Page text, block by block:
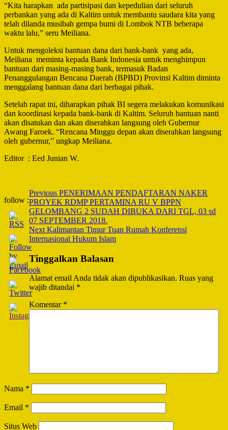
“Kita harapkan ada partisipasi dan kepedulian dari seluruh
perbankan yang ada di Kaltim untuk membantu saudara kita yang
telah dilanda musibah gempa bumi di Lombok NTB beberapa
waktu lalu,” seru Meiliana.
Untuk mengoleksi bantuan dana dari bank-bank yang ada,
Meiliana meminta kepada Bank Indonesia untuk menghimpun
bantuan dari masing-masing bank, termasuk Badan
Penanggulangan Bencana Daerah (BPBD) Provinsi Kaltim diminta
menggalang bantuan dana dari berbagai pihak.
Setelah rapat ini, diharapkan pihak BI segera melakukan komunikasi
dan koordinasi kepada bank-bank di Kaltim. Seluruh bantuan nanti
akan disatukan dan akan diserahkan langsung oleh Gubernur
Awang Faroek. “Rencana Minggu depan akan diserahkan langsung
oleh gubernur,” ungkap Meiliana.
Editor : Eed Junian W.
follow :
Post
Navigation
Previous PENERIMAAN PENDAFTARAN NAKER
PROYEK RDMP PERTAMINA RU V BPPN
GELOMBANG 2 SUDAH DIBUKA DARI TGL, 03 sd
07 SEPTEMBER 2018.
Next Kalimantan Timur Tuan Rumah Konferensi
Internasional Hukum Islam
Tinggalkan Balasan
Alamat email Anda tidak akan dipublikasikan. Ruas yang
wajib ditandai *
Komentar *
Nama *
Email *
Situs Web